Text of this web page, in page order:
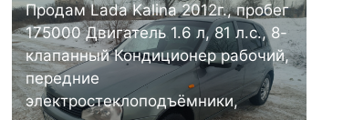
Продам Lada Kalina 2012г., пробег
175000 Двигатель 1.6 л, 81 л.с., 8-
клапанный Кондиционер рабочий,
передние
электростеклоподъёмники,